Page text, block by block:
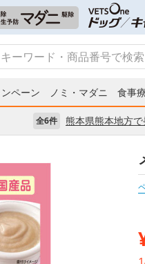
ペーン ノミ・マダニ 食事
全6件 熊本県熊本地方